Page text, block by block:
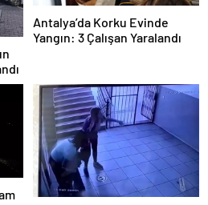
Antalya’da Korku Evinde
Yangın: 3 Çalışan Yaralandı